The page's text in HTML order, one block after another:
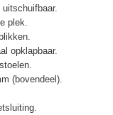
plek.
opklapbaar.
(bovendeel).